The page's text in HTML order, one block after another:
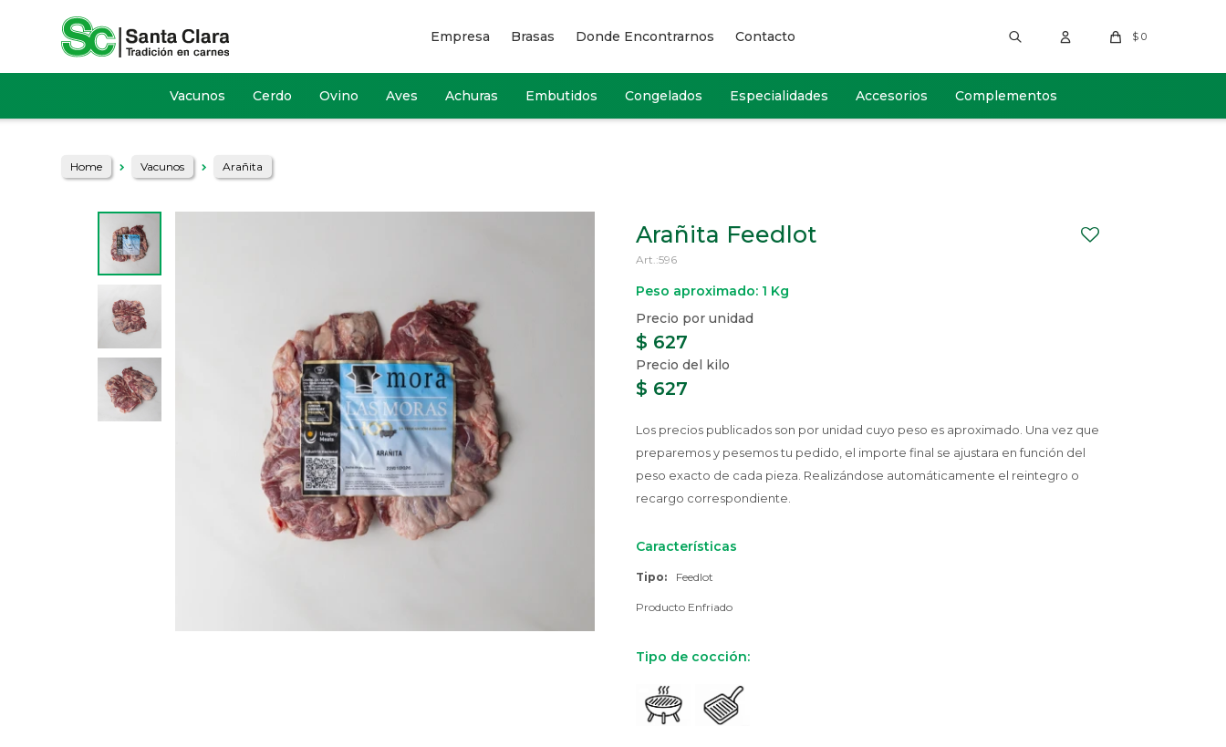
Vacunos Cerdo Ovino Aves Achuras Embutidos Congelados Especialidades Accesorios Complementos
$ 0
Empresa Brasas Donde Encontrarnos Contacto
Home Vacunos Arañita
Arañita Feedlot
596
Peso aproximado: 1 Kg
$ 627
$ 627
Los precios publicados son por unidad cuyo peso es aproximado. Una vez que
preparemos y pesemos tu pedido, el importe final se ajustara en función del
peso exacto de cada pieza. Realizándose automáticamente el reintegro o
recargo correspondiente.
Características
Tipo Feedlot
Producto Enfriado
Tipo de cocción: